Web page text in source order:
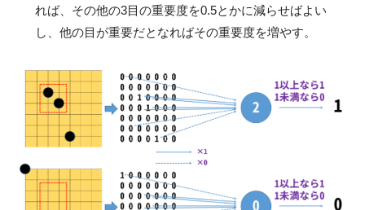
れば、その他の3目の重要度を0.5とかに減らせばよい
し、他の目が重要だとなればその重要度を増やす。